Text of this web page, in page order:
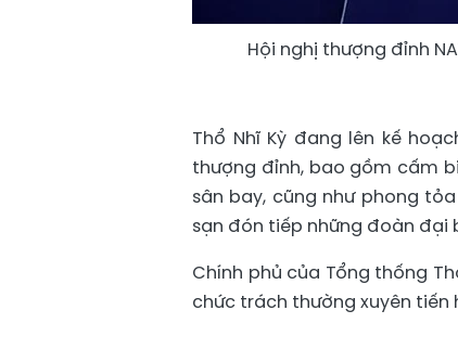
Hội nghị thượng đỉnh
Thổ Nhĩ Kỳ đang lên kế
thượng đỉnh, bao gồm cấm
sân bay, cũng như phong
sạn đón tiếp những đoàn đại
Chính phủ của Tổng thống
chức trách thường xuyên